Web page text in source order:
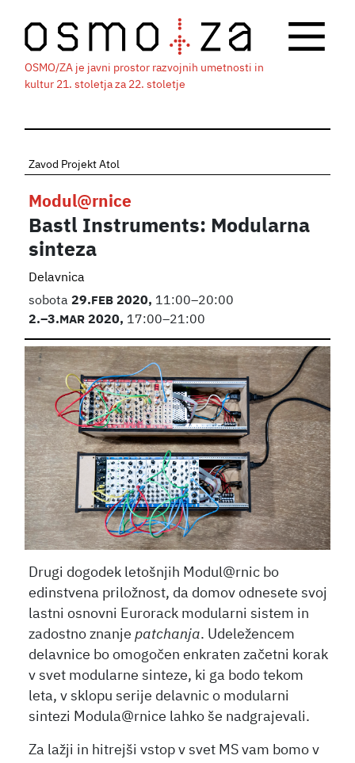
OSMO/ZA je javni prostor razvojnih umetnosti in
kultur 21. stoletja za 22. stoletje
Zavod Projekt Atol
Modul@rnice
Bastl Instruments: Modularna
sinteza
Delavnica
sobota29. FEB2020, 11:00–20:00
2.–3. MAR2020, 17:00–21:00
Drugi dogodek letošnjih Modul@rnic bo
edinstvena priložnost, da domov odnesete svoj
lastni osnovni Eurorack modularni sistem in
zadostno znanjepatchanja. Udeležencem
delavnice bo omogočen enkraten začetni korak
v svet modularne sinteze, ki ga bodo tekom
leta, v sklopu serije delavnic o modularni
sintezi Modula@rnice lahko še nadgrajevali.
Za lažji in hitrejši vstop v svet MS vam bomo v